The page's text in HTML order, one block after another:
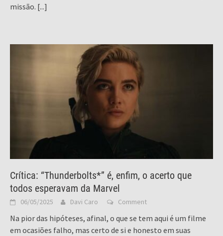
missão. [...]
Crítica: “Thunderbolts*” é, enfim, o acerto que
todos esperavam da Marvel
06/05/2025 Davi Caro Comment
Na pior das hipóteses, afinal, o que se tem aqui é um filme
em ocasiões falho, mas certo de si e honesto em suas